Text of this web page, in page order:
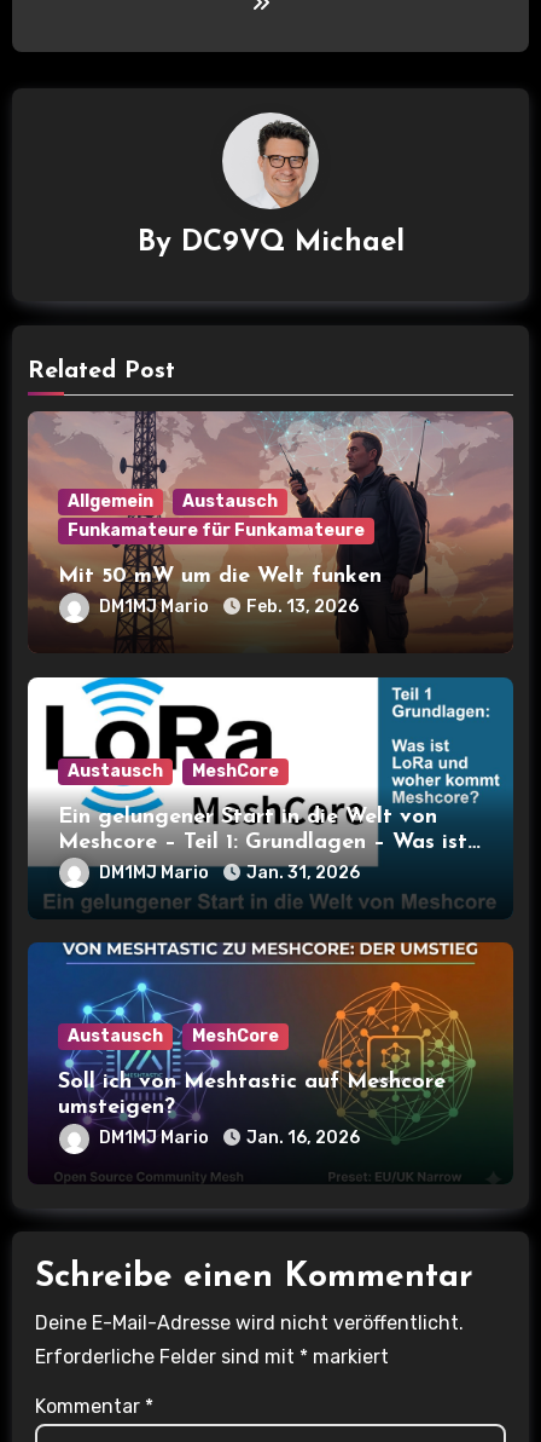
g
a
n
By DC9VQ Michael
Related Post
Allgemein
Austausch
Funkamateure für Funkamateure
Mit 50 mW um die Welt funken
DM1MJ Mario Feb. 13, 2026
Austausch MeshCore
Ein gelungener Start in die Welt von
Meshcore – Teil 1: Grundlagen – Was ist
LoRa und woher kommt Meshcore?
DM1MJ Mario Jan. 31, 2026
Austausch MeshCore
Soll ich von Meshtastic auf Meshcore
umsteigen?
DM1MJ Mario Jan. 16, 2026
Schreibe einen Kommentar
Deine E-Mail-Adresse wird nicht veröffentlicht.
Erforderliche Felder sind mit * markiert
Kommentar *